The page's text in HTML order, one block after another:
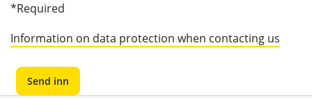
*Required
Information on data protection when contacting us